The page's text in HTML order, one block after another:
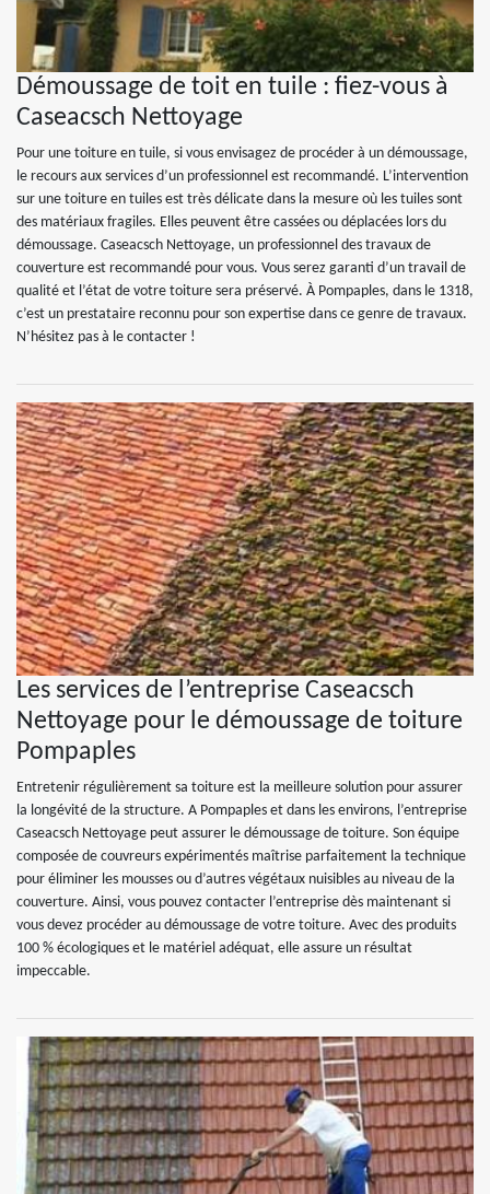
Démoussage de toit en tuile : fiez-vous à
Caseacsch Nettoyage
Pour une toiture en tuile, si vous envisagez de procéder à un démoussage,
le recours aux services d’un professionnel est recommandé. L’intervention
sur une toiture en tuiles est très délicate dans la mesure où les tuiles sont
des matériaux fragiles. Elles peuvent être cassées ou déplacées lors du
démoussage. Caseacsch Nettoyage, un professionnel des travaux de
couverture est recommandé pour vous. Vous serez garanti d’un travail de
qualité et l’état de votre toiture sera préservé. À Pompaples, dans le 1318,
c’est un prestataire reconnu pour son expertise dans ce genre de travaux.
N’hésitez pas à le contacter !
Les services de l’entreprise Caseacsch
Nettoyage pour le démoussage de toiture
Pompaples
Entretenir régulièrement sa toiture est la meilleure solution pour assurer
la longévité de la structure. A Pompaples et dans les environs, l’entreprise
Caseacsch Nettoyage peut assurer le démoussage de toiture. Son équipe
composée de couvreurs expérimentés maîtrise parfaitement la technique
pour éliminer les mousses ou d’autres végétaux nuisibles au niveau de la
couverture. Ainsi, vous pouvez contacter l’entreprise dès maintenant si
vous devez procéder au démoussage de votre toiture. Avec des produits
100 % écologiques et le matériel adéquat, elle assure un résultat
impeccable.